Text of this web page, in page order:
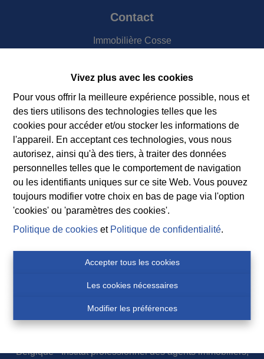
Vivez plus avec les cookies
Pour vous offrir la meilleure expérience possible, nous et
des tiers utilisons des technologies telles que les
cookies pour accéder et/ou stocker les informations de
l'appareil. En acceptant ces technologies, vous nous
autorisez, ainsi qu'à des tiers, à traiter des données
personnelles telles que le comportement de navigation
ou les identifiants uniques sur ce site Web. Vous pouvez
toujours modifier votre choix en bas de page via l'option
'cookies' ou 'paramètres des cookies'.
Politique de cookies et Politique de confidentialité.
Accepter tous les cookies
Les cookies nécessaires
Modifier les préférences
Contact
Immobilière Cosse
E-mail:info@cosseimmo.be
Suivez nos nouveaux biens, nos conseils immobiliers et
l’actualité de l’agence à Durbuy sur nos réseaux
sociaux.
N° d'entreprise 0460007751
COSSE Paul - IPI 100.854
Police assurance responsabilité civile et garantie : AXA
Comptes tiers CBC : BE74 7320 5159 9607 FORTIS :
BE20 0013 8756 1556
Belgique - Institut professionnel des agents immobiliers,